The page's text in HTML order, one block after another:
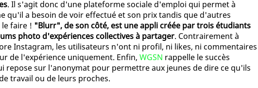
. Il s'agit donc d'une plateforme sociale d'emploi qui permet à
qu'il a besoin de voir effectué et son prix tandis que d'autres
faire ! "Blurr", de son côté, est une appli créée par trois étudiants
photo d'expériences collectives à partager. Contrairement à
Instagram, les utilisateurs n'ont ni profil, ni likes, ni commentaires
de l'expérience uniquement. Enfin, WGSN rappelle le succès
repose sur l'anonymat pour permettre aux jeunes de dire ce qu'ils
travail ou de leurs proches.